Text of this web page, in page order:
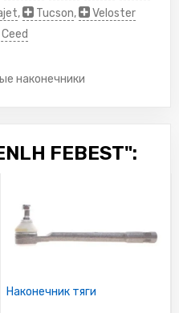
, Tucson,
Veloster
наконечники
FEBEST":
Наконечник тяги